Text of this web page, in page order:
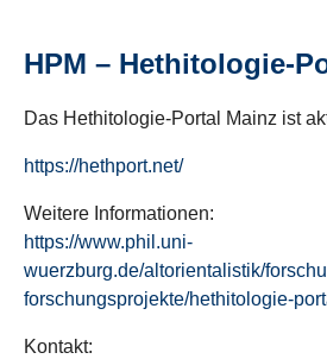
HPM – Hethitologie-
Das Hethitologie-Portal Mainz ist
https://hethport.net/
Weitere Informationen:
https://www.phil.uni-
wuerzburg.de/altorientalistik/
forschungsprojekte/hethitologie-
Kontakt: